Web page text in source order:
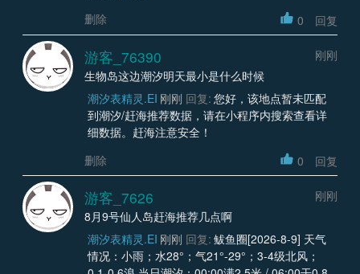
删除
0 回复
游客_76390
刚刚
生物岛这边潮汐明天最小是什么时候
潮汐表精灵.EI 刚刚 回复: 您好，该地点暂未匹配
到潮汐/赶海推荐数据，请在小程序内搜索查看详
细数据。赶海注意安全！
删除
0 回复
游客_7626
刚刚
8月9号仙人岛赶海推荐几点啊
潮汐表精灵.EI 刚刚 回复: 鲅鱼圈[2026-8-9] 天气
情况：小雨；水28°；气21°-29°；3-4级北风；